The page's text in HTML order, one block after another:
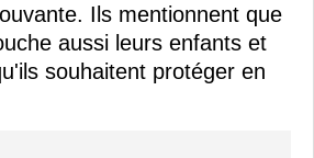
Ils mentionnent que
aussi leurs enfants et
souhaitent protéger en